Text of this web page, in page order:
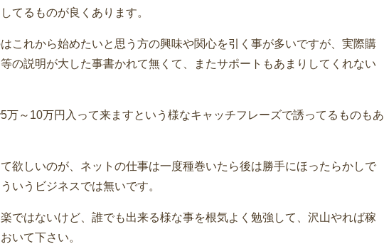
てるものが良くあります。
これから始めたいと思う方の興味や関心を引く事が多いですが、実際購
の説明が大した事書かれて無くて、またサポートもあまりしてくれない
万～10万円入って来ますという様なキャッチフレーズで誘ってるものもあ
欲しいのが、ネットの仕事は一度種巻いたら後は勝手にほったらかしで
いうビジネスでは無いです。
ではないけど、誰でも出来る様な事を根気よく勉強して、沢山やれば稼
いて下さい。